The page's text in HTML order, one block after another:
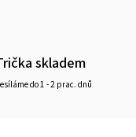
skladem
do 1 - 2 prac. dnů